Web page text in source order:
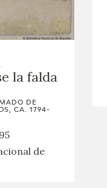
la falda
DE
CA. 1794-
de